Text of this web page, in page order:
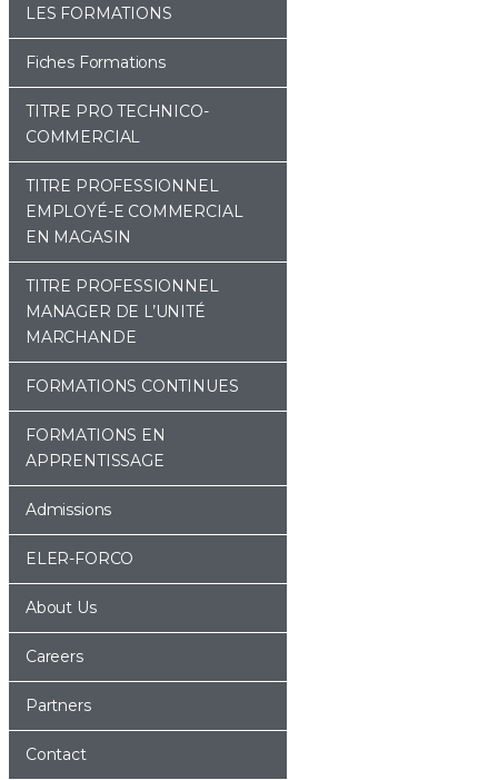
LES FORMATIONS
Fiches Formations
TITRE PRO TECHNICO-
COMMERCIAL
TITRE PROFESSIONNEL
EMPLOYÉ-E COMMERCIAL
EN MAGASIN
TITRE PROFESSIONNEL
MANAGER DE L’UNITÉ
MARCHANDE
FORMATIONS CONTINUES
FORMATIONS EN
APPRENTISSAGE
Admissions
ELER-FORCO
About Us
Careers
Partners
Contact